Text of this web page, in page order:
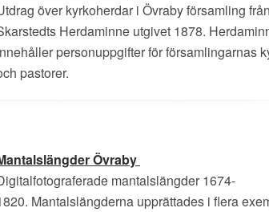
över kyrkoherdar i Övraby församling från
Herdaminne utgivet 1878.
personuppgifter för församlingarnas
pastorer.
Övraby
mantalslängder 1674-
Mantalslängderna upprättades i flera